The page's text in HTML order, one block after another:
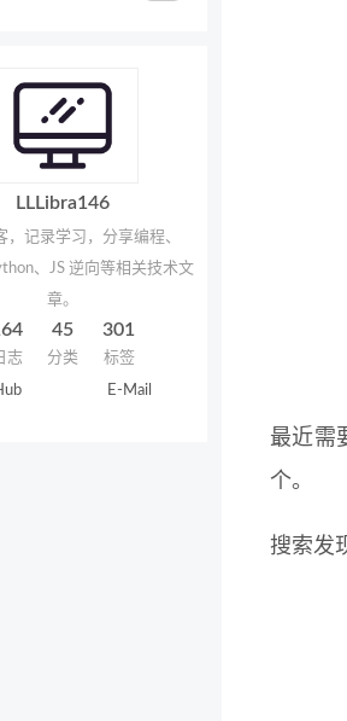
LLLibra146
，记录学习，分享编程、
、JS 逆向等相关技术文
章。
志
45
分类
301
标签
E-Mail
最近需
个。
搜索发